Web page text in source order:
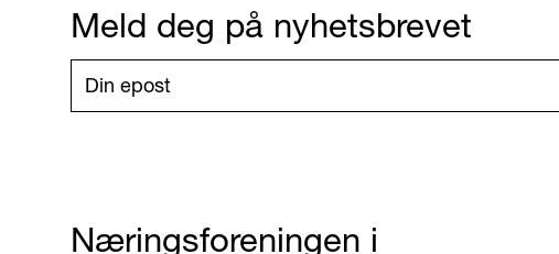
Meld deg på nyhetsbrevet
Næringsforeningen i